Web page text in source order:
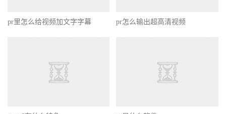
pr里怎么给视频加文字字幕 pr怎么输出超高清视频